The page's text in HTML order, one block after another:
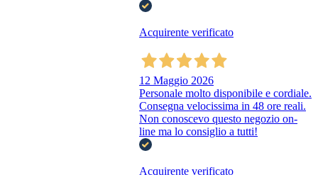
Acquirente verificato
12 Maggio 2026
Personale molto disponibile e cordiale.
Consegna velocissima in 48 ore reali.
Non conoscevo questo negozio on-
line ma lo consiglio a tutti!
Acquirente verificato